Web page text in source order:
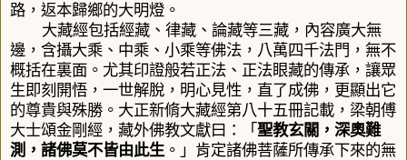
路，返本歸鄉的大明燈。
大藏經包括經藏、律藏、論藏等三藏，內容廣大無
邊，含攝大乘、中乘、小乘等佛法，八萬四千法門，無不
概括在裏面。尤其印證般若正法、正法眼藏的傳承，讓眾
生即刻開悟，一世解脫，明心見性，直了成佛，更顯出它
的尊貴與殊勝。 大正新脩大藏經第八十五冊記載 ， 梁朝傅
大士頌金剛經，藏外佛教文獻曰：「 聖教玄關，深奧難
測，諸佛莫不皆由此生。」 肯定諸佛菩薩所傳承下來的無